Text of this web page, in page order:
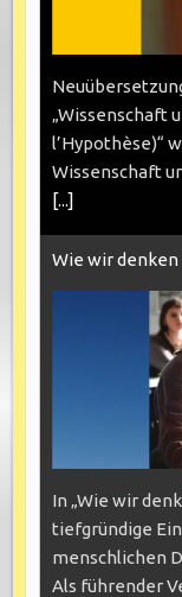
„Wissenschaft
l’Hypothèse)“
Wissenschaft
[...]
Wie wir denken
In „Wie wir
tiefgründige
menschlichen
Als führender